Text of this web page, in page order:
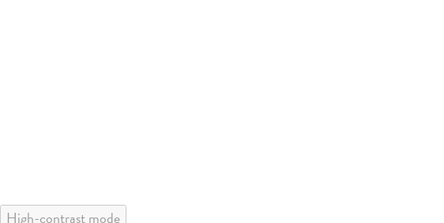
High-contrast mode